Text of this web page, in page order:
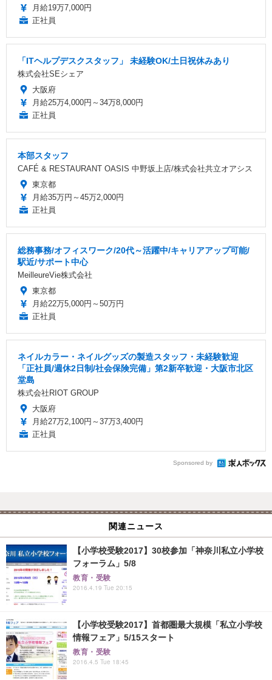
月給19万7,000円
正社員
「ITヘルプデスクスタッフ」 未経験OK/土日祝休みあり
株式会社SEシェア
大阪府
月給25万4,000円～34万8,000円
正社員
本部スタッフ
CAFÉ & RESTAURANT OASIS 中野坂上店/株式会社共立オアシス
東京都
月給35万円～45万2,000円
正社員
総務事務/オフィスワーク/20代～活躍中/キャリアアップ可能/
駅近/サポート中心
MeilleureVie株式会社
東京都
月給22万5,000円～50万円
正社員
ネイルカラー・ネイルグッズの製造スタッフ・未経験歓迎
「正社員/週休2日制/社会保険完備」第2新卒歓迎・大阪市北区
堂島
株式会社RIOT GROUP
大阪府
月給27万2,100円～37万3,400円
正社員
Sponsored by
関連ニュース
【小学校受験2017】30校参加「神奈川私立小学校
フォーラム」5/8
教育・受験
2016.4.19 Tue 20:15
【小学校受験2017】首都圏最大規模「私立小学校
情報フェア」5/15スタート
教育・受験
2016.4.5 Tue 18:45